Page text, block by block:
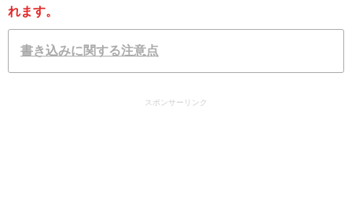
れます。
書き込みに関する注意点
スポンサーリンク